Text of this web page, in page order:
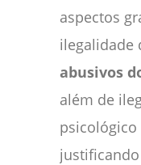
aspectos
ilegalidade
abusivos
além de